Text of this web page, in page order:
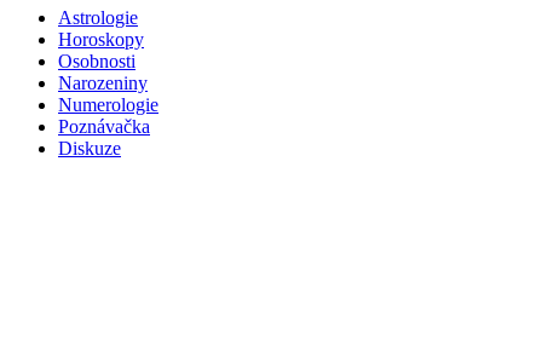
Astrologie
Horoskopy
Osobnosti
Narozeniny
Numerologie
Poznávačka
Diskuze